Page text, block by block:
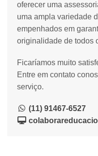
oferecer uma
uma ampla variedade
empenhados em
originalidade de todos
Ficaríamos muito
Entre em contato
serviço.
(11) 91467-6527